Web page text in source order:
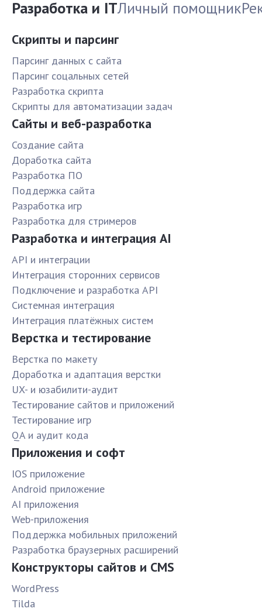
Разработка и ITЛичный помощник
Скрипты и парсинг
Парсинг данных с сайта
Парсинг соцальных сетей
Разработка скрипта
Скрипты для автоматизации задач
Сайты и веб-разработка
Создание сайта
Доработка сайта
Разработка ПО
Поддержка сайта
Разработка игр
Разработка для стримеров
Разработка и интеграция AI
API и интеграции
Интеграция сторонних сервисов
Подключение и разработка API
Системная интеграция
Интеграция платёжных систем
Верстка и тестирование
Верстка по макету
Доработка и адаптация верстки
UX- и юзабилити-аудит
Тестирование сайтов и приложений
Тестирование игр
QA и аудит кода
Приложения и софт
IOS приложение
Android приложение
AI приложения
Web-приложения
Поддержка мобильных приложений
Разработка браузерных расширений
Конструкторы сайтов и CMS
WordPress
Tilda